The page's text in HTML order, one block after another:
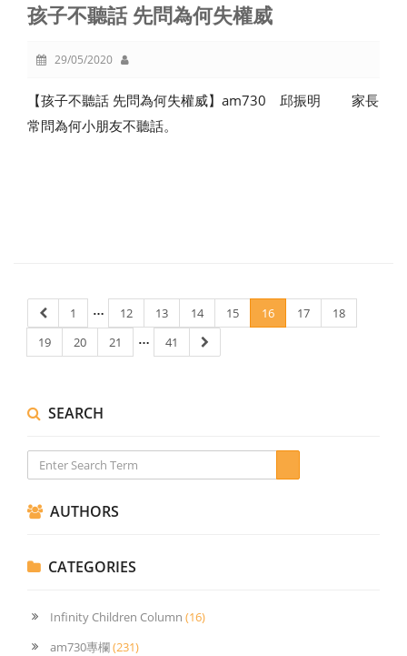
孩子不聽話 先問為何失權威
29/05/2020
【孩子不聽話 先問為何失權威】am730 邱振明 家長
常問為何小朋友不聽話。
1 … 12 13 14 15 16 17
18
19
20 21 … 41
SEARCH
AUTHORS
CATEGORIES
Infinity Children Column (16)
am730專欄(231)